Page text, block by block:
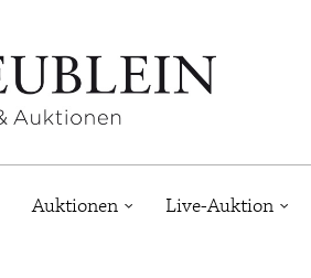
Auktionen Live-Auktion